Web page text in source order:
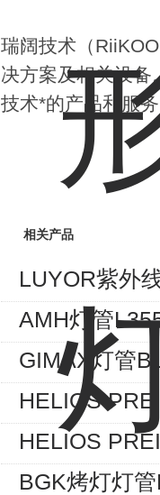
瑞阔技术（
决方案及相关设备
技术*的产品和服务
相关产品
LUYOR紫外
AMH灯管
GIMAX灯管
HELIOS
HELIOS
BGK烤灯灯